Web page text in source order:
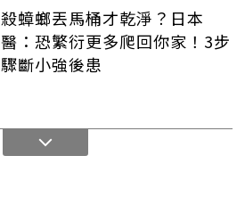
殺蟑螂丟馬桶才乾淨？日本
醫：恐繁衍更多爬回你家！3步
驟斷小強後患